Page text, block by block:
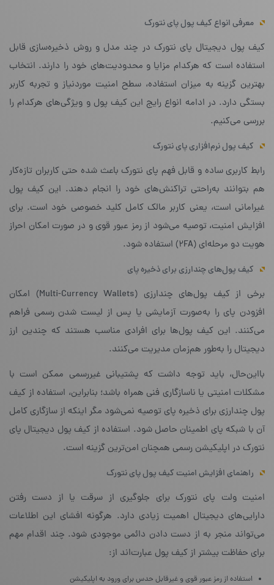
معرفی انواع کیف پول پای نتورک
کیف پول دیجیتال پای نتورک در چند مدل و روش ذخیره‌سازی قابل
استفاده است که هرکدام مزایا و محدودیت‌های خود را دارند. انتخاب
بهترین گزینه به میزان استفاده، سطح امنیت موردنیاز و تجربه کاربر
بستگی دارد. در ادامه انواع رایج این کیف پول و ویژگی‌های هرکدام را
بررسی می‌کنیم.
کیف پول نرم‌افزاری پای نتورک
رابط کاربری ساده و قابل فهم پای نتورک باعث شده حتی کاربران تازه‌کار
هم بتوانند به‌راحتی تراکنش‌های خود را انجام دهند. این کیف پول
غیرامانی است، یعنی کاربر مالک کامل کلید خصوصی خود است. برای
افزایش امنیت، توصیه می‌شود از رمز عبور قوی و در صورت امکان احراز
هویت دو مرحله‌ای (2FA) استفاده شود.
کیف پول‌های چندارزی برای ذخیره پای
برخی از کیف پول‌های چندارزی (Multi-Currency Wallets) امکان
افزودن پای را به‌صورت آزمایشی یا پس از لیست شدن رسمی فراهم
می‌کنند. این کیف پول‌ها برای افرادی مناسب هستند که چندین ارز
دیجیتال را به‌طور هم‌زمان مدیریت می‌کنند.
بااین‌حال، باید توجه داشت که پشتیبانی غیررسمی ممکن است با
مشکلات امنیتی یا ناسازگاری فنی همراه باشد؛ بنابراین، استفاده از کیف
پول چندارزی برای ذخیره پای توصیه نمی‌شود مگر اینکه از سازگاری کامل
آن با شبکه پای اطمینان حاصل شود. استفاده از کیف پول دیجیتال پای
نتورک در اپلیکیشن رسمی همچنان امن‌ترین گزینه است.
راهنمای افزایش امنیت کیف پول پای نتورک
امنیت ولت پای نتورک برای جلوگیری از سرقت یا از دست رفتن
دارایی‌های دیجیتال اهمیت زیادی دارد. هرگونه افشای این اطلاعات
می‌تواند منجر به از دست دادن دائمی موجودی شود. چند اقدام مهم
برای حفاظت بیشتر از کیف پول عبارت‌‎اند از:
استفاده از رمز عبور قوی و غیرقابل حدس برای ورود به اپلیکیشن